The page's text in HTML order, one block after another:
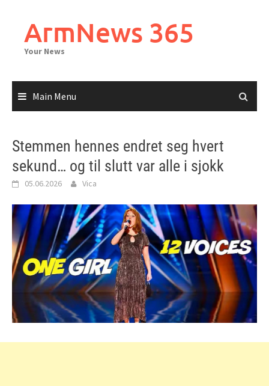
contentArmNews 365
Your News
Main Menu
Stemmen hennes endret seg hvert
sekund… og til slutt var alle i sjokk
05.06.2026 Vica